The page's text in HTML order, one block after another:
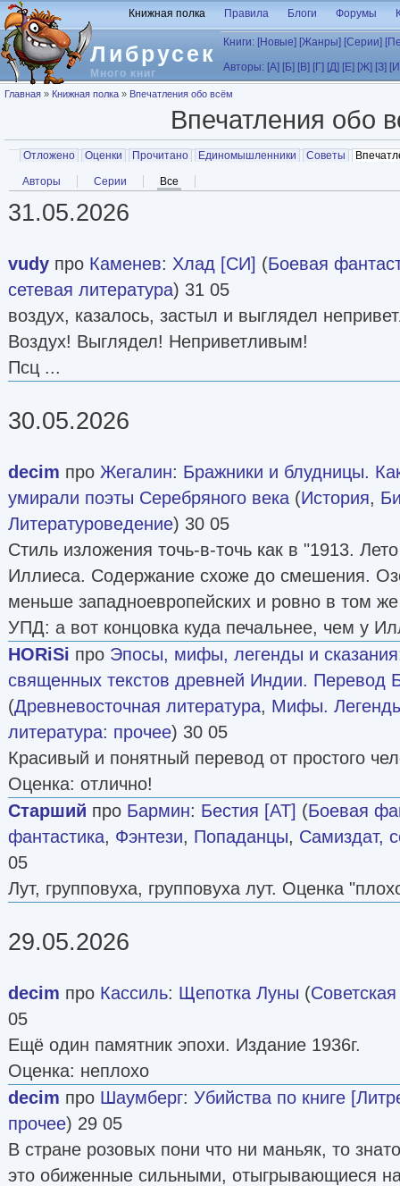
Перейти к основному содержанию
Либрусек
Много книг
Книжная полка Правила Блоги Форумы
Книги: [Новые] [Жанры] [Серии]
Авторы: [А] [Б] [В] [Г] [Д] [Е] [Ж] [З]
Вы здесь
Главная » Книжная полка » Впечатления обо всём
Впечатления обо
Главные вкладки
Отложено Оценки Прочитано Единомышленники Советы
Вторичные вкладки
Авторы Серии Все
31.05.2026
vudy про Каменев: Хлад [СИ] (Боевая
сетевая литература) 31 05
воздух, казалось, застыл и выглядел
Воздух! Выглядел! Неприветливым!
Псц ...
30.05.2026
decim про Жегалин: Бражники и блудницы.
умирали поэты Серебряного века (История,
Литературоведение) 30 05
Стиль изложения точь-в-точь как в "1913.
Иллиеса. Содержание схоже до смешения.
меньше западноевропейских и ровно в том
УПД: а вот концовка куда печальнее, чем у
HORiSi про Эпосы, мифы, легенды и сказания
священных текстов древней Индии. Перевод
(Древневосточная литература, Мифы.
литература: прочее) 30 05
Красивый и понятный перевод от простого
Оценка: отлично!
Старший про Бармин: Бестия [AT] (Боевая
фантастика, Фэнтези, Попаданцы, Самиздат,
05
Лут, групповуха, групповуха лут. Оценка
29.05.2026
decim про Кассиль: Щепотка Луны (
05
Ещё один памятник эпохи. Издание 1936г.
Оценка: неплохо
decim про Шаумберг: Убийства по книге
прочее) 29 05
В стране розовых пони что ни маньяк, то
это обиженные сильными, отыгрывающиеся